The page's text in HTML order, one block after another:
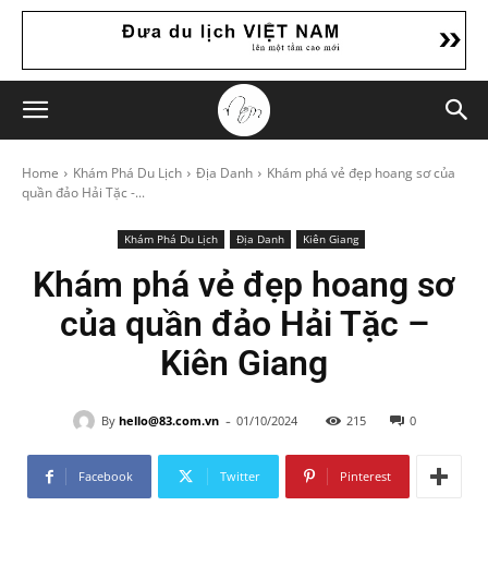
Home Khám Phá Du Lịch Địa Danh
Khám phá vẻ đẹp hoang sơ của
quần đảo Hải Tặc -...
Khám Phá Du Lịch Địa Danh Kiên Giang
Khám phá vẻ đẹp hoang sơ
của quần đảo Hải Tặc –
Kiên Giang
By hello@83.com.vn - 01/10/2024 215 0
Facebook Twitter Pinterest